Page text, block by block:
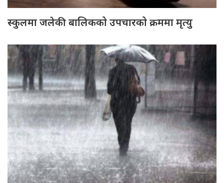
स्कुलमा जलेकी बालिकको उपचारको क्रममा मृत्यु